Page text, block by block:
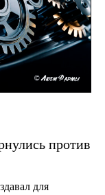
против
для